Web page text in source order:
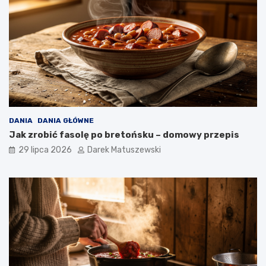
DANIA DANIA GŁÓWNE
Jak zrobić fasolę po bretońsku – domowy przepis
29 lipca 2026 Darek Matuszewski